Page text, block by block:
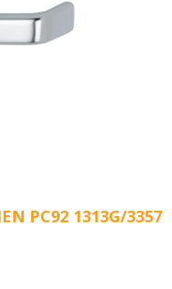
PC92 1313G/3357